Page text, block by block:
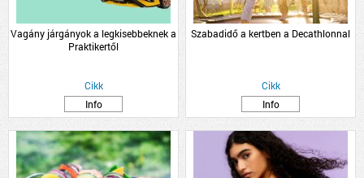
Vagány járgányok a legkisebbeknek a
Praktikertől
Cikk
Info
Szabadidő a kertben a Decathlonnal
Cikk
Info